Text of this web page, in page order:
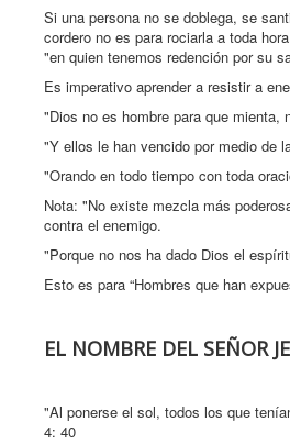
Si una persona no se doblega, se
cordero no es para rociarla a toda
"en quien tenemos redención por su
Es imperativo aprender a resistir a
"Dios no es hombre para que mienta,
"Y ellos le han vencido por medio de
"Orando en todo tiempo con toda
Nota: "No existe mezcla más
contra el enemigo.
"Porque no nos ha dado Dios el
Esto es para “Hombres que han
EL NOMBRE DEL SEÑOR
"Al ponerse el sol, todos los que
4: 40